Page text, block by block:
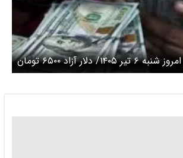
آخرین قیمت دلار امروز شنبه ۶ تیر ۱۴۰۵/ دلار آزاد ۶۵۰۰ تومان